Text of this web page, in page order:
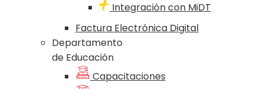
Integración con MiDT
Factura Electrónica Digital
Departamento
de Educación
Capacitaciones